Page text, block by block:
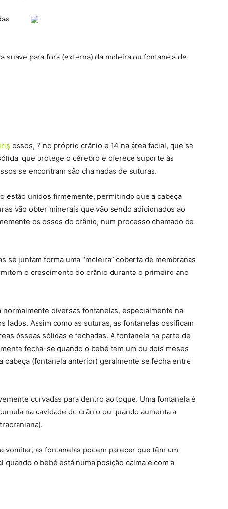
suave para fora (externa) da moleira ou fontanela de
ossos, 7 no próprio crânio e 14 na área facial, que se
que protege o cérebro e oferece suporte às
se encontram são chamadas de suturas.
estão unidos firmemente, permitindo que a cabeça
vão obter minerais que vão sendo adicionados ao
os ossos do crânio, num processo chamado de
se juntam forma uma “moleira” coberta de membranas
o crescimento do crânio durante o primeiro ano
diversas fontanelas, especialmente na
lados. Assim como as suturas, as fontanelas ossificam
ósseas sólidas e fechadas. A fontanela na parte de
fecha-se quando o bebé tem um ou dois meses
cabeça (fontanela anterior) geralmente se fecha entre
curvadas para dentro ao toque. Uma fontanela é
na cavidade do crânio ou quando aumenta a
vomitar, as fontanelas podem parecer que têm um
quando o bebé está numa posição calma e com a